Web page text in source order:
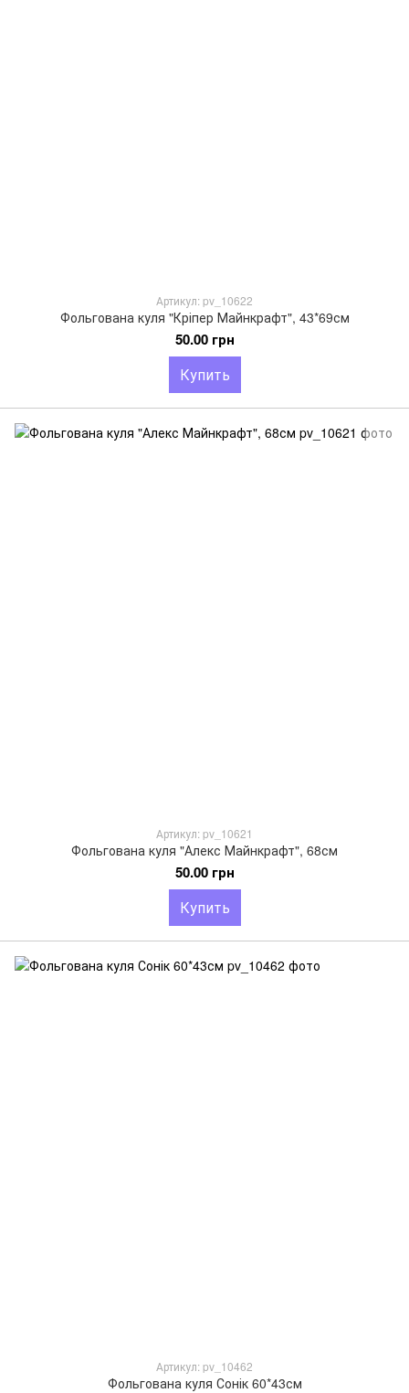
Артикул: pv_10622
Фольгована куля "Кріпер Майнкрафт", 43*69см
50.00 грн
Купить
Артикул: pv_10621
Фольгована куля "Алекс Майнкрафт", 68см
50.00 грн
Купить
Артикул: pv_10462
Фольгована куля Сонік 60*43см